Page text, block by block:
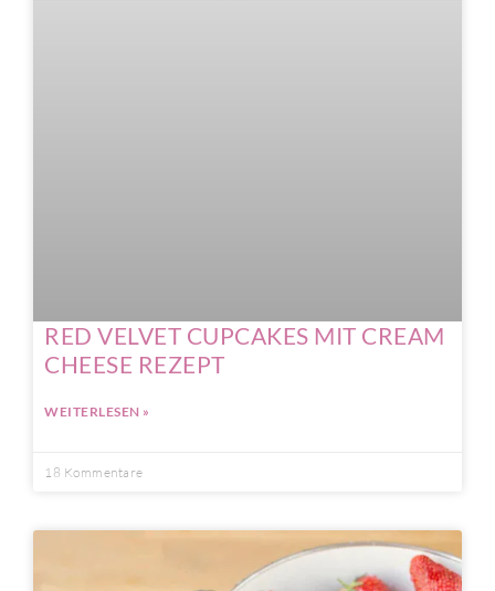
RED VELVET CUPCAKES MIT CREAM
CHEESE REZEPT
WEITERLESEN »
18 Kommentare